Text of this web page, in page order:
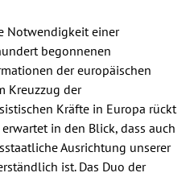
Notwendigkeit einer
begonnenen
der europäischen
Kreuzzug der
Kräfte in Europa rückt
in den Blick, dass auch
Ausrichtung unserer
ist. Das Duo der